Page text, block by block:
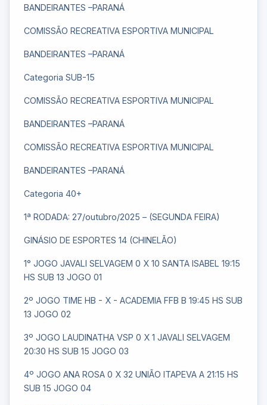
BANDEIRANTES –PARANÁ
COMISSÃO RECREATIVA ESPORTIVA MUNICIPAL
BANDEIRANTES –PARANÁ
Categoria SUB-15
COMISSÃO RECREATIVA ESPORTIVA MUNICIPAL
BANDEIRANTES –PARANÁ
COMISSÃO RECREATIVA ESPORTIVA MUNICIPAL
BANDEIRANTES –PARANÁ
Categoria 40+
1ª RODADA: 27/outubro/2025 – (SEGUNDA FEIRA)
GINÁSIO DE ESPORTES 14 (CHINELÃO)
1° JOGO JAVALI SELVAGEM 0 X 10 SANTA ISABEL 19:15
HS SUB 13 JOGO 01
2º JOGO TIME HB - X - ACADEMIA FFB B 19:45 HS SUB
13 JOGO 02
3º JOGO LAUDINATHA VSP 0 X 1 JAVALI SELVAGEM
20:30 HS SUB 15 JOGO 03
4º JOGO ANA ROSA 0 X 32 UNIÃO ITAPEVA A 21:15 HS
SUB 15 JOGO 04